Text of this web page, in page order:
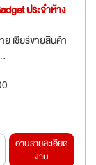
ประจำห้าง
เชียร์ขายสินค้า
อ่านรายละเอียด
งาน